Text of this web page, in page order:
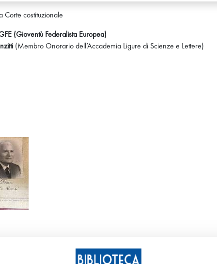
Corte costituzionale
(Gioventù Federalista Europea)
(Membro Onorario dell’Accademia Ligure di Scienze e Lettere)